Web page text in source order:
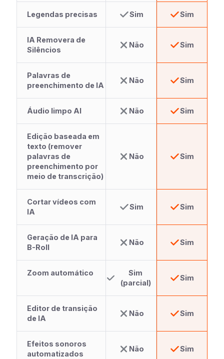
Legendas precisas Sim Sim
IA Removera de
Silêncios
Não Sim
Palavras de
preenchimento de IA
Não Sim
Áudio limpo AI Não Sim
Edição baseada em
texto (remover
palavras de
preenchimento por
meio de transcrição)
Não Sim
Cortar vídeos com
IA
Sim Sim
Geração de IA para
B-Roll
Não Sim
Zoom automático
Sim
(parcial)
Sim
Editor de transição
de IA
Não Sim
Efeitos sonoros
automatizados
Não Sim